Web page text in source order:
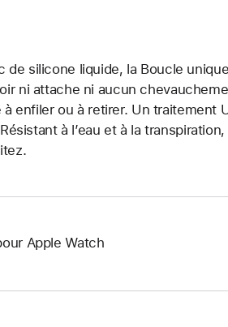
de silicone liquide, la Boucle
ni attache ni aucun
enfiler ou à retirer. Un traitement
à l’eau et à la
Apple Watch